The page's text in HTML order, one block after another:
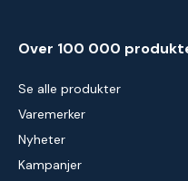
Over 100 000
Se alle produkter
Varemerker
Nyheter
Kampanjer